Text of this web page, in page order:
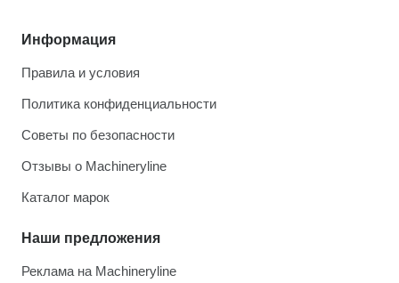
Информация
Правила и условия
Политика конфиденциальности
Советы по безопасности
Отзывы о Machineryline
Каталог марок
Наши предложения
Реклама на Machineryline